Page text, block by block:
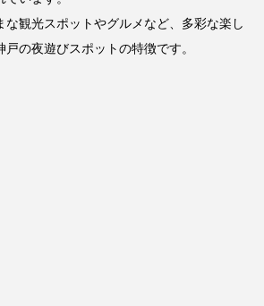
な観光スポットやグルメなど、多彩な楽し
の夜遊びスポットの特徴です。